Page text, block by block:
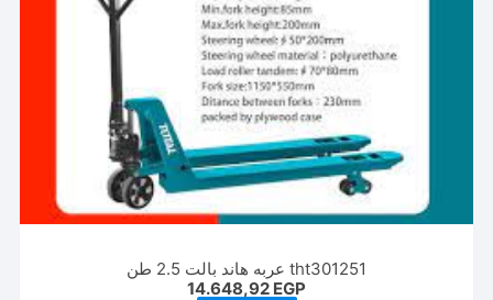
tht301251 عربه هاند بالت 2.5 طن
14.648,92 EGP